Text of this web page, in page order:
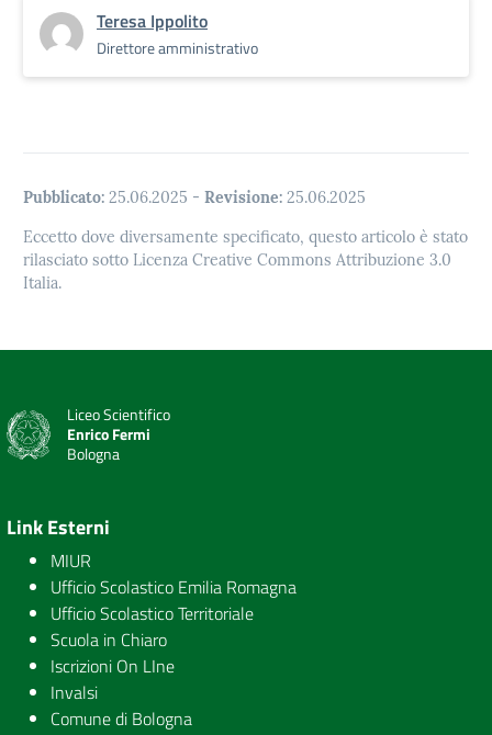
Teresa Ippolito
Direttore amministrativo
Pubblicato: 25.06.2025 - Revisione: 25.06.2025
Eccetto dove diversamente specificato, questo articolo è stato
rilasciato sotto Licenza Creative Commons Attribuzione 3.0
Italia.
Liceo Scientifico
Enrico Fermi
Bologna
Link Esterni
MIUR
Ufficio Scolastico Emilia Romagna
Ufficio Scolastico Territoriale
Scuola in Chiaro
Iscrizioni On LIne
Invalsi
Comune di Bologna